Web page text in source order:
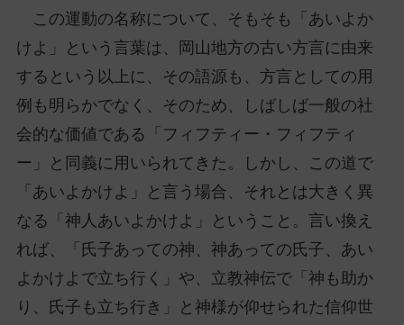
この運動の名称について、そもそも「あいよか
けよ」という言葉は、岡山地方の古い方言に由来
するという以上に、その語源も、方言としての用
例も明らかでなく、そのため、しばしば一般の社
会的な価値である「フィフティー・フィフティ
ー」と同義に用いられてきた。しかし、この道で
「あいよかけよ」と言う場合、それとは大きく異
なる「神人あいよかけよ」ということ。言い換え
れば、「氏子あっての神、神あっての氏子、あい
よかけよで立ち行く」や、立教神伝で「神も助か
り、氏子も立ち行き」と神様が仰せられた信仰世